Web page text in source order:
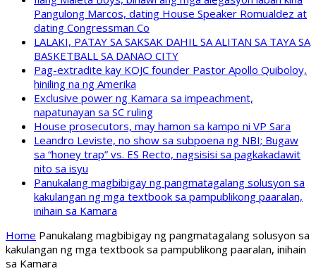
Pangulong Marcos, dating House Speaker Romualdez at
dating Congressman Co
LALAKI, PATAY SA SAKSAK DAHIL SA ALITAN SA TAYA SA
BASKETBALL SA DANAO CITY
Pag-extradite kay KOJC founder Pastor Apollo Quiboloy,
hiniling na ng Amerika
Exclusive power ng Kamara sa impeachment,
napatunayan sa SC ruling
House prosecutors, may hamon sa kampo ni VP Sara
Leandro Leviste, no show sa subpoena ng NBI; Bugaw
sa “honey trap” vs. ES Recto, nagsisisi sa pagkakadawit
nito sa isyu
Panukalang magbibigay ng pangmatagalang solusyon sa
kakulangan ng mga textbook sa pampublikong paaralan,
inihain sa Kamara
Home Panukalang magbibigay ng pangmatagalang solusyon sa
kakulangan ng mga textbook sa pampublikong paaralan, inihain
sa Kamara